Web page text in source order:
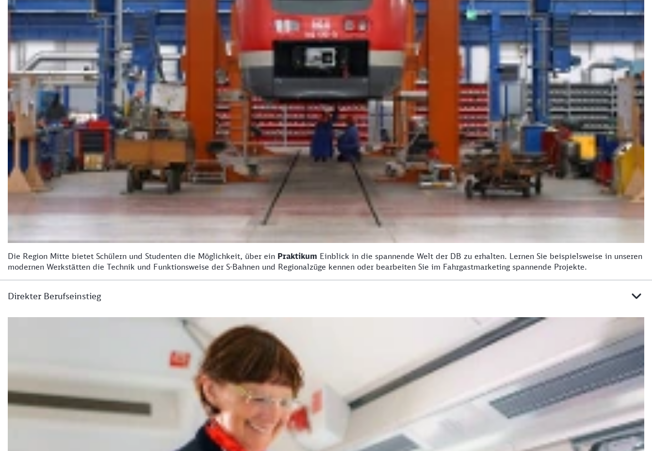
Die Region Mitte bietet Schülern und Studenten die Möglichkeit, über ein Praktikum Einblick in die spannende Welt der DB zu erhalten. Lernen Sie beispielsweise in unseren
modernen Werkstätten die Technik und Funktionsweise der S-Bahnen und Regionalzüge kennen oder bearbeiten Sie im Fahrgastmarketing spannende Projekte.
Direkter Berufseinstieg